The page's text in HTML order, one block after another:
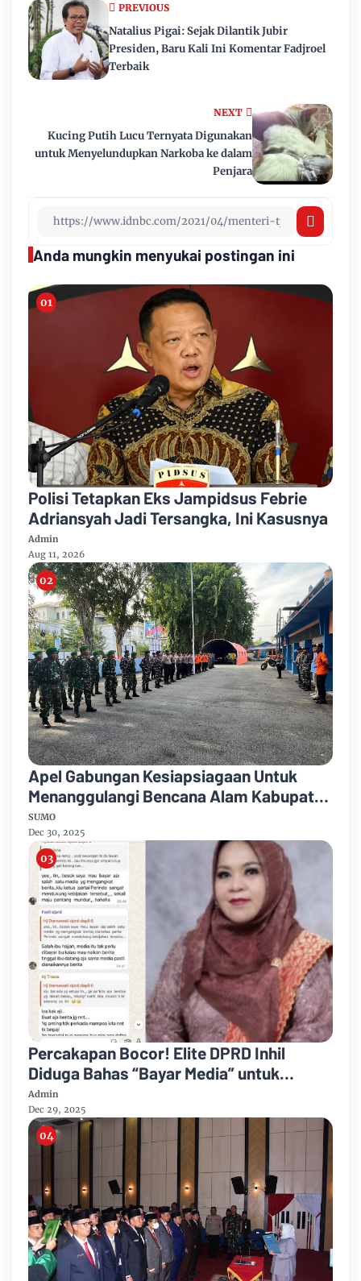
NEXT
Kucing Putih Lucu Ternyata Digunakan
untuk Menyelundupkan Narkoba ke dalam
Penjara
PREVIOUS
Natalius Pigai: Sejak Dilantik Jubir
Presiden, Baru Kali Ini Komentar Fadjroel
Terbaik
Anda mungkin menyukai postingan ini
Polisi Tetapkan Eks Jampidsus Febrie
Adriansyah Jadi Tersangka, Ini Kasusnya
Admin
Aug 11, 2026
Apel Gabungan Kesiapsiagaan Untuk
Menanggulangi Bencana Alam Kabupaten
Bengkalis
SUMO
Dec 30, 2025
Percakapan Bocor! Elite DPRD Inhil
Diduga Bahas “Bayar Media” untuk
Dukung Kebijakan
Admin
Dec 29, 2025